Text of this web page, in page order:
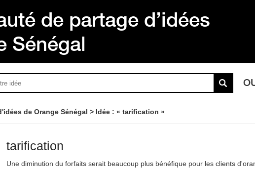
de partage d’idées
Sénégal
de Orange Sénégal Idée : « tarification »
tarification
Une diminution du forfaits serait beaucoup plus bénéfique pour les clients